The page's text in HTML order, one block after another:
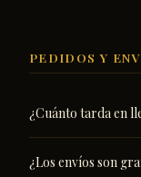
PEDIDOS Y
¿Cuánto tarda en
desde Almería. La
¿Los envíos son